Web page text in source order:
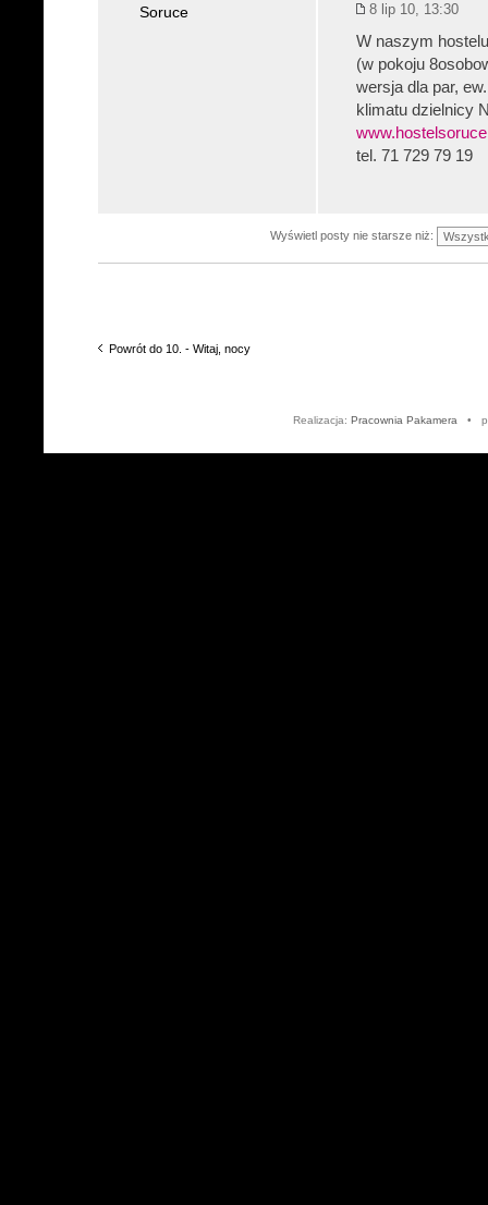
Soruce 8 lip 10, 13:30
W naszym
(w pokoju
wersja dla par,
klimatu dzielnicy
tel. 71 729 79 19
Wyświetl posty nie starsze niż:
Powrót do 10. - Witaj, nocy
Realizacja: Pracownia Pakamera •